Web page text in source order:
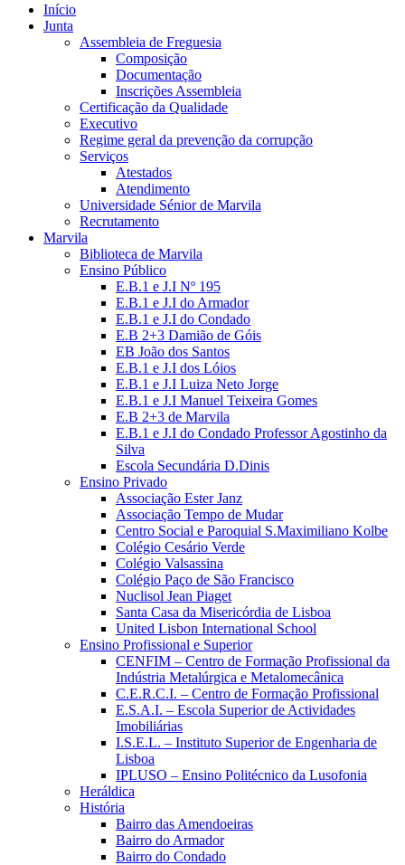
Início
Junta
Assembleia de Freguesia
Composição
Documentação
Inscrições Assembleia
Certificação da Qualidade
Executivo
Regime geral da prevenção da corrupção
Serviços
Atestados
Atendimento
Universidade Sénior de Marvila
Recrutamento
Marvila
Biblioteca de Marvila
Ensino Público
E.B.1 e J.I Nº 195
E.B.1 e J.I do Armador
E.B.1 e J.I do Condado
E.B 2+3 Damião de Góis
EB João dos Santos
E.B.1 e J.I dos Lóios
E.B.1 e J.I Luiza Neto Jorge
E.B.1 e J.I Manuel Teixeira Gomes
E.B 2+3 de Marvila
E.B.1 e J.I do Condado Professor Agostinho da
Silva
Escola Secundária D.Dinis
Ensino Privado
Associação Ester Janz
Associação Tempo de Mudar
Centro Social e Paroquial S.Maximiliano Kolbe
Colégio Cesário Verde
Colégio Valsassina
Colégio Paço de São Francisco
Nuclisol Jean Piaget
Santa Casa da Misericórdia de Lisboa
United Lisbon International School
Ensino Profissional e Superior
CENFIM – Centro de Formação Profissional da
Indústria Metalúrgica e Metalomecânica
C.E.R.C.I. – Centro de Formação Profissional
E.S.A.I. – Escola Superior de Actividades
Imobiliárias
I.S.E.L. – Instituto Superior de Engenharia de
Lisboa
IPLUSO – Ensino Politécnico da Lusofonia
Heráldica
História
Bairro das Amendoeiras
Bairro do Armador
Bairro do Condado